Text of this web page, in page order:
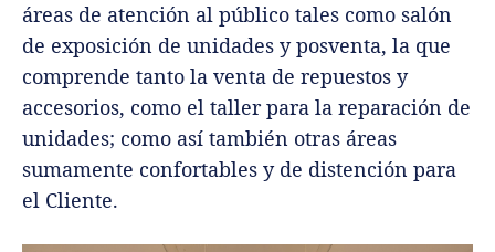
áreas de atención al público tales como salón
de exposición de unidades y posventa, la que
comprende tanto la venta de repuestos y
accesorios, como el taller para la reparación de
unidades; como así también otras áreas
sumamente confortables y de distención para
el Cliente.